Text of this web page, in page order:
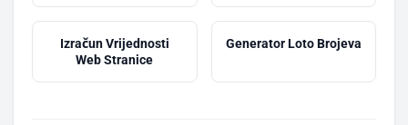
Izračun Vrijednosti
Web Stranice
Generator Loto Brojeva